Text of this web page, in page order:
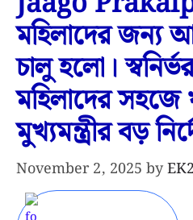
মহিলাদের জন্য
চালু হলো।
মহিলাদের সহজে
মুখ্যমন্ত্রীর বড়
November 2, 2025 by